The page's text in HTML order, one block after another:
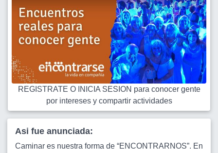
REGISTRATE O INICIA SESION para conocer gente
por intereses y compartir actividades
Asi fue anunciada:
Caminar es nuestra forma de “ENCONTRARNOS”. En